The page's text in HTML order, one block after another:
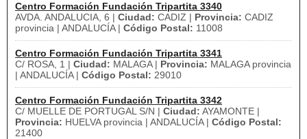
Centro Formación Fundación Tripartita 3340
AVDA. ANDALUCIA, 6 | Ciudad: CADIZ | Provincia: CADIZ
provincia | ANDALUCÍA | Código Postal: 11008
Centro Formación Fundación Tripartita 3341
C/ ROSA, 1 | Ciudad: MALAGA | Provincia: MALAGA provincia
| ANDALUCÍA | Código Postal: 29010
Centro Formación Fundación Tripartita 3342
C/ MUELLE DE PORTUGAL S/N | Ciudad: AYAMONTE |
Provincia: HUELVA provincia | ANDALUCÍA | Código Postal:
21400